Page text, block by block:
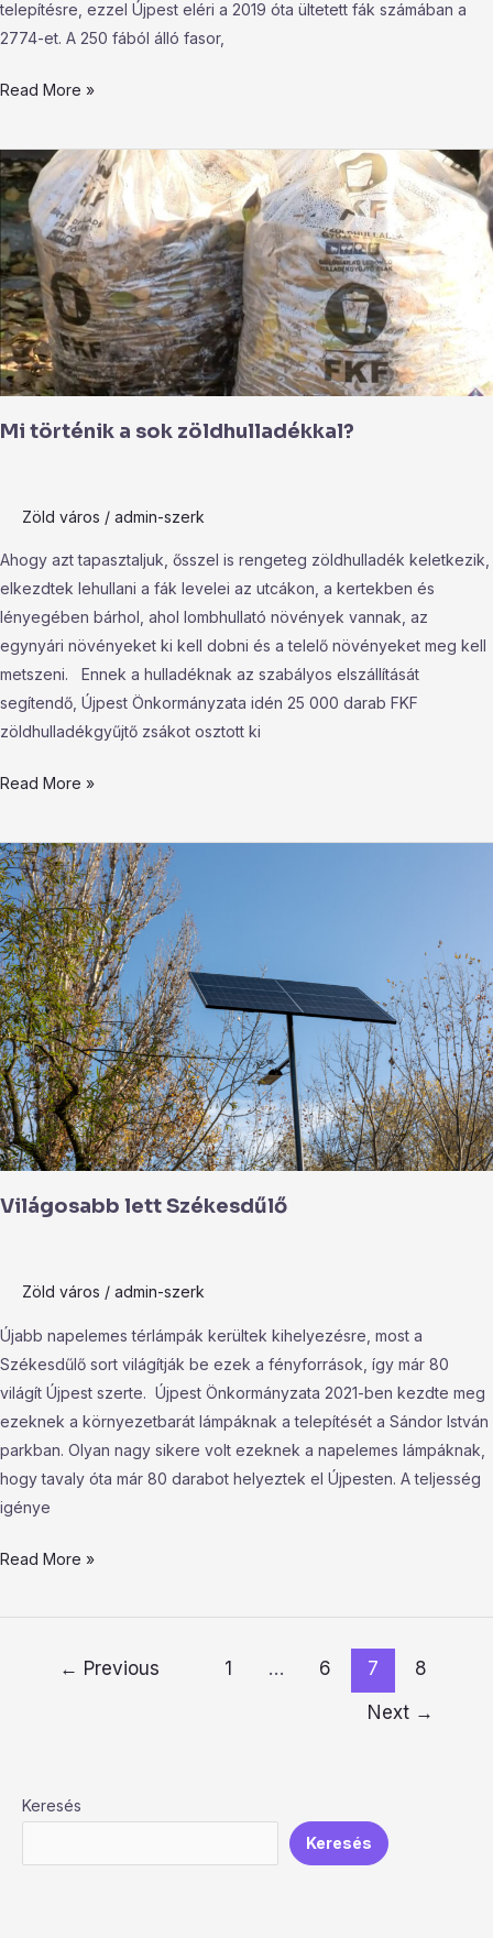
telepítésre, ezzel Újpest eléri a 2019 óta ültetett fák számában a
2774-et. A 250 fából álló fasor,
Read More »
Mi történik a sok zöldhulladékkal?
Zöld város / admin-szerk
Ahogy azt tapasztaljuk, ősszel is rengeteg zöldhulladék keletkezik,
elkezdtek lehullani a fák levelei az utcákon, a kertekben és
lényegében bárhol, ahol lombhullató növények vannak, az
egynyári növényeket ki kell dobni és a telelő növényeket meg kell
metszeni. Ennek a hulladéknak az szabályos elszállítását
segítendő, Újpest Önkormányzata idén 25 000 darab FKF
zöldhulladékgyűjtő zsákot osztott ki
Mi
történik
a
sok
zöldhulladékkal?
Read More »
Világosabb lett Székesdűlő
Zöld város / admin-szerk
Újabb napelemes térlámpák kerültek kihelyezésre, most a
Székesdűlő sort világítják be ezek a fényforrások, így már 80
világít Újpest szerte. Újpest Önkormányzata 2021-ben kezdte meg
ezeknek a környezetbarát lámpáknak a telepítését a Sándor István
parkban. Olyan nagy sikere volt ezeknek a napelemes lámpáknak,
hogy tavaly óta már 80 darabot helyeztek el Újpesten. A teljesség
igénye
Világosabb
lett
Székesdűlő
Read More »
← Previous 1 … 6 7
8
Next →
Keresés
Keresés